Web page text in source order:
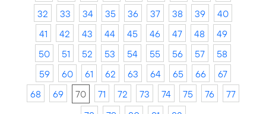
32
33 34 35 36 37 38 39
40
41
42 43 44 45 46 47 48
49
50
51 52 53 54 55 56 57
58
59
60 61 62 63 64 65 66
67
68
69 70 71 72 73 74 75 76
77